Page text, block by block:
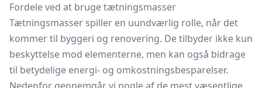
Fordele ved at bruge tætningsmasser
Tætningsmasser spiller en uundværlig rolle, når det
kommer til byggeri og renovering. De tilbyder ikke kun
beskyttelse mod elementerne, men kan også bidrage
til betydelige energi- og omkostningsbesparelser.